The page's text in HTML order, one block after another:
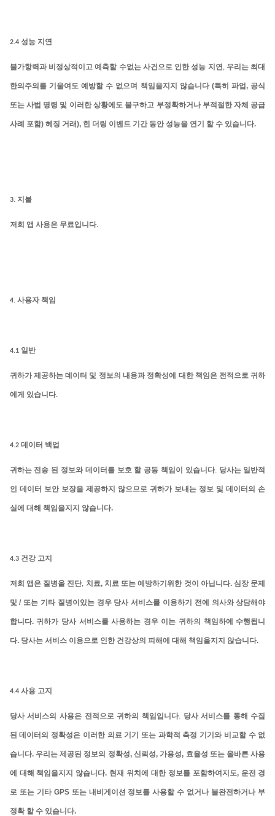
2.4 성능 지연
불가항력과 비정상적이고 예측할 수없는 사건으로 인한 성능 지연, 우리는 최대
한의주의를 기울여도 예방할 수 없으며 책임을지지 않습니다 (특히 파업, 공식
또는 사법 명령 및 이러한 상황에도 불구하고 부정확하거나 부적절한 자체 공급
사례 포함) 헤징 거래), 힌 더링 이벤트 기간 동안 성능을 연기 할 수 있습니다.
3. 지불
저희 앱 사용은 무료입니다.
4. 사용자 책임
4.1 일반
귀하가 제공하는 데이터 및 정보의 내용과 정확성에 대한 책임은 전적으로 귀하
에게 있습니다.
4.2 데이터 백업
귀하는 전송 된 정보와 데이터를 보호 할 공동 책임이 있습니다. 당사는 일반적
인 데이터 보안 보장을 제공하지 않으므로 귀하가 보내는 정보 및 데이터의 손
실에 대해 책임을지지 않습니다.
4.3 건강 고지
저희 앱은 질병을 진단, 치료, 치료 또는 예방하기위한 것이 아닙니다. 심장 문제
및/ 또는 기타 질병이있는 경우 당사 서비스를 이용하기 전에 의사와 상담해야
합니다.귀하가 당사 서비스를 사용하는 경우 이는 귀하의 책임하에 수행됩니
다. 당사는 서비스 이용으로 인한 건강상의 피해에 대해 책임을지지 않습니다.
4.4 사용 고지
당사 서비스의 사용은 전적으로 귀하의 책임입니다. 당사 서비스를 통해 수집
된 데이터의 정확성은 이러한 의료 기기 또는 과학적 측정 기기와 비교할 수 없
습니다. 우리는 제공된 정보의 정확성, 신뢰성, 가용성, 효율성 또는 올바른 사용
에 대해 책임을지지 않습니다. 현재 위치에 대한 정보를 포함하여지도, 운전 경
로 또는 기타 GPS 또는 내비게이션 정보를 사용할 수 없거나 불완전하거나 부
정확 할 수 있습니다.